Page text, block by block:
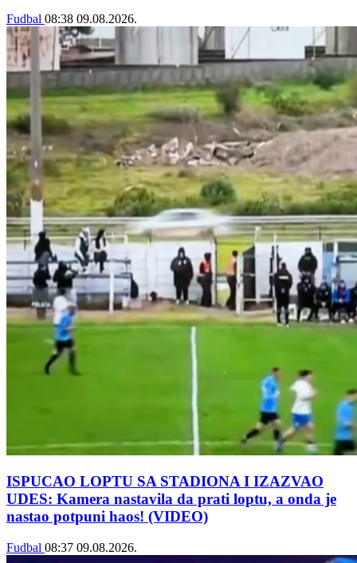
Fudbal 08:38 09.08.2026.
ISPUCAO LOPTU SA STADIONA I IZAZVAO
UDES: Kamera nastavila da prati loptu, a onda je
nastao potpuni haos! (VIDEO)
Fudbal 08:37 09.08.2026.